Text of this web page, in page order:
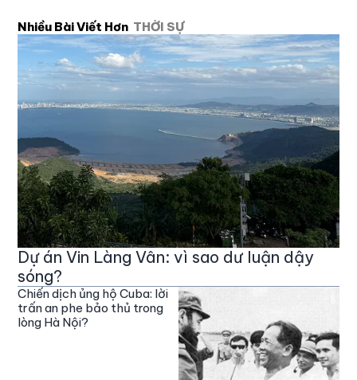
Nhiều Bài Viết Hơn THỜI SỰ
Dự án Vin Làng Vân: vì sao dư luận dậy
sóng?
Chiến dịch ủng hộ Cuba: lời
trấn an phe bảo thủ trong
lòng Hà Nội?